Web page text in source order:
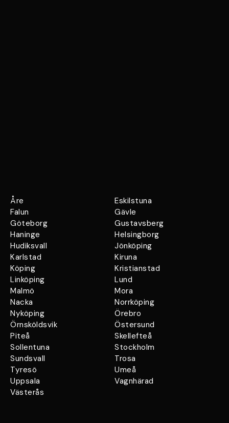
Åre
Eskilstuna
Falun
Gävle
Göteborg
Gustavsberg
Haninge
Helsingborg
Hudiksvall
Jönköping
Karlstad
Kiruna
Köping
Kristianstad
Linköping
Lund
Malmö
Mora
Nacka
Norrköping
Nyköping
Örebro
Örnsköldsvik
Östersund
Piteå
Skellefteå
Sollentuna
Stockholm
Sundsvall
Trosa
Tyresö
Umeå
Uppsala
Vagnhärad
Västerås